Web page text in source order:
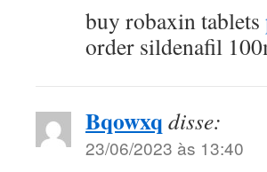
buy robaxin tablets
order sildenafil
Bqowxq disse:
23/06/2023 às 13:40